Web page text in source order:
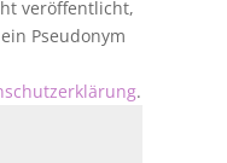
veröffentlicht,
Pseudonym
.